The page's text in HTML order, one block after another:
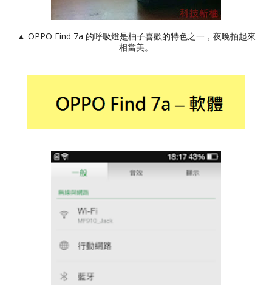
▲ OPPO Find 7a 的呼吸燈是柚子喜歡的特色之一，夜晚拍起來
相當美。